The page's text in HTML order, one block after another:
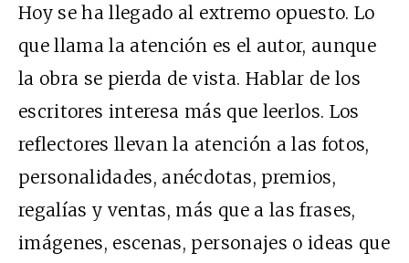
Hoy se ha llegado al extremo opuesto. Lo
que llama la atención es el autor, aunque
la obra se pierda de vista. Hablar de los
escritores interesa más que leerlos. Los
reflectores llevan la atención a las fotos,
personalidades, anécdotas, premios,
regalías y ventas, más que a las frases,
imágenes, escenas, personajes o ideas que